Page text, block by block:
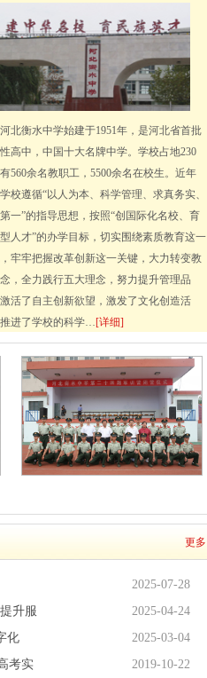
河北衡水中学始建于1951年，是河北省首批
高中，中国十大名牌中学。学校占地230
560余名教职工，5500余名在校生。近年
校遵循“以人为本、科学管理、求真务实、
一”的指导思想，按照“创国际化名校、育
人才”的办学目标，切实围绕素质教育这一
牢牢把握改革创新这一关键，大力转变教
，全力践行五大理念，努力提升管理品
活了自主创新欲望，激发了文化创造活
进了学校的科学…[详细]
更多
2025-07-28
2025-04-24
升服
2025-03-04
化
2019-10-22
考实